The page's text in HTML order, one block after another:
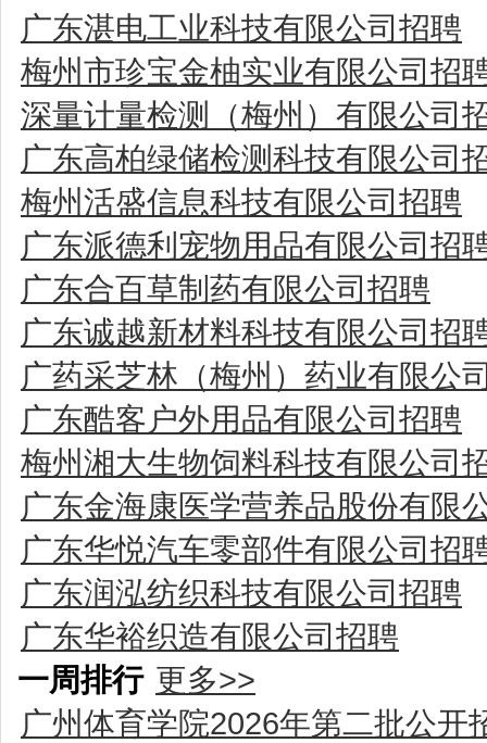
广东湛电工业科技有限公司招聘
梅州市珍宝金柚实业有限公司招
深量计量检测（梅州）有限公司
广东高柏绿储检测科技有限公司
梅州活盛信息科技有限公司招聘
广东派德利宠物用品有限公司招
广东合百草制药有限公司招聘
广东诚越新材料科技有限公司招
广药采芝林（梅州）药业有限公
广东酷客户外用品有限公司招聘
梅州湘大生物饲料科技有限公司
广东金海康医学营养品股份有限
广东华悦汽车零部件有限公司招
广东润泓纺织科技有限公司招聘
广东华裕织造有限公司招聘
一周排行 更多>>
广州体育学院2026年第二批公开